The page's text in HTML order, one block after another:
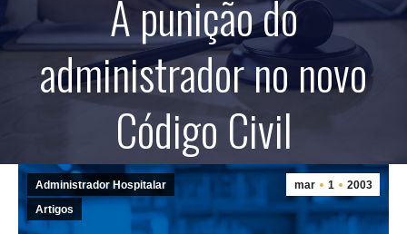
A punição do
administrador no novo
Código Civil
mar 1 2003
Administrador Hospitalar
Artigos